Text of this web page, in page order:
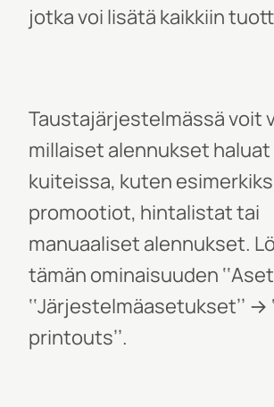
jotka voi lisätä kaikkiin
Taustajärjestelmässä voit
millaiset alennukset
kuiteissa, kuten
promootiot, hintalistat tai
manuaaliset alennukset.
tämän ominaisuuden
‘‘Järjestelmäasetukset’’ →
printouts’’.